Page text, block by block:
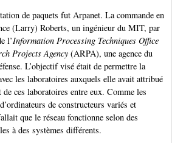
de paquets fut Arpanet. La commande en
(Larry) Roberts, un ingénieur du MIT, par
l’Information Processing Techniques Office
Projects Agency (ARPA), une agence du
L’objectif visé était de permettre la
les laboratoires auxquels elle avait attribué
de ces laboratoires entre eux. Comme les
de constructeurs variés et
que le réseau fonctionne selon des
à des systèmes différents.